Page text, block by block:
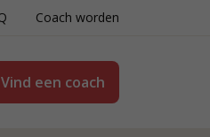
Coach worden
Vind een coach